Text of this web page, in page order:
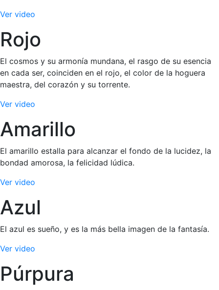
Ver video
Rojo
El cosmos y su armonía mundana, el rasgo de su esencia
en cada ser, coinciden en el rojo, el color de la hoguera
maestra, del corazón y su torrente.
Ver video
Amarillo
El amarillo estalla para alcanzar el fondo de la lucidez, la
bondad amorosa, la felicidad lúdica.
Ver video
Azul
El azul es sueño, y es la más bella imagen de la fantasía.
Ver video
Púrpura